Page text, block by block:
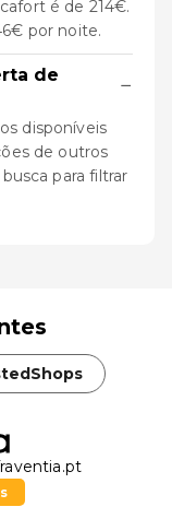
é de 214€.
por noite.
de
−
disponíveis
de outros
para filtrar